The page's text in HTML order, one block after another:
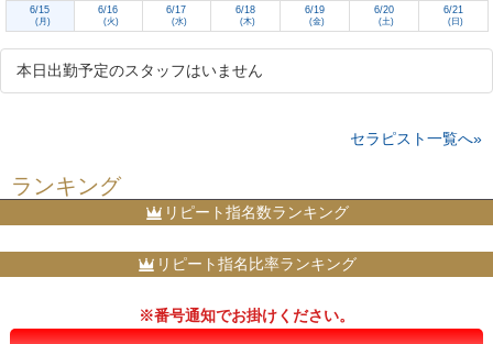
6/15
(月)
6/16
(火)
6/17
(水)
6/18
(木)
6/19
(金)
6/20
(土)
6/21
(日)
本日出勤予定のスタッフはいません
セラピスト一覧へ»
ランキング
リピート指名数ランキング
リピート指名比率ランキング
※番号通知でお掛けください。